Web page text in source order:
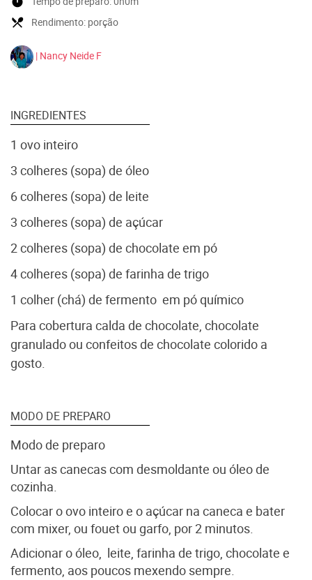
local_dining Rendimento: porção
| Nancy Neide F
INGREDIENTES
1 ovo inteiro
3 colheres (sopa) de óleo
6 colheres (sopa) de leite
3 colheres (sopa) de açúcar
2 colheres (sopa) de chocolate em pó
4 colheres (sopa) de farinha de trigo
1 colher (chá) de fermento em pó químico
Para cobertura calda de chocolate, chocolate
granulado ou confeitos de chocolate colorido a
gosto.
MODO DE PREPARO
Modo de preparo
Untar as canecas com desmoldante ou óleo de
cozinha.
Colocar o ovo inteiro e o açúcar na caneca e bater
com mixer, ou fouet ou garfo, por 2 minutos.
Adicionar o óleo, leite, farinha de trigo, chocolate e
fermento, aos poucos mexendo sempre.